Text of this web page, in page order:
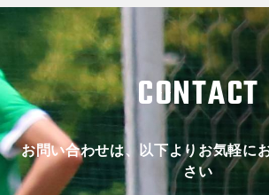
CONTACT
お問い合わせは、以下よりお気軽に
さい